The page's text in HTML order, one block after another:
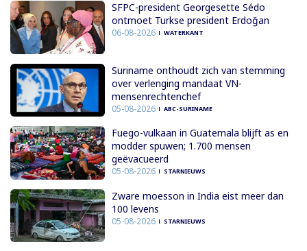
SFPC-president Georgesette Sédo
ontmoet Turkse president Erdoğan
06-08-2026 WATERKANT
Suriname onthoudt zich van stemming
over verlenging mandaat VN-
mensenrechtenchef
05-08-2026 ABC-SURINAME
Fuego-vulkaan in Guatemala blijft as en
modder spuwen; 1.700 mensen
geëvacueerd
05-08-2026 STARNIEUWS
Zware moesson in India eist meer dan
100 levens
05-08-2026 STARNIEUWS